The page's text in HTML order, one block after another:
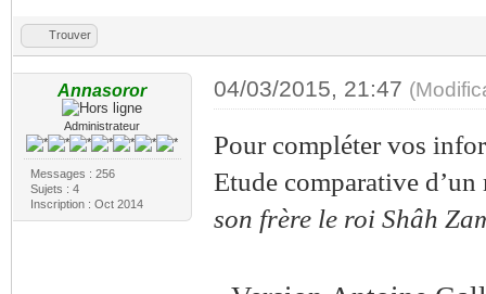
Trouver
Annasoror
Administrateur
Messages : 256
Sujets : 4
Inscription : Oct 2014
04/03/2015, 21:47
Pour compléter vos
Etude comparative
son frère le roi Shâh